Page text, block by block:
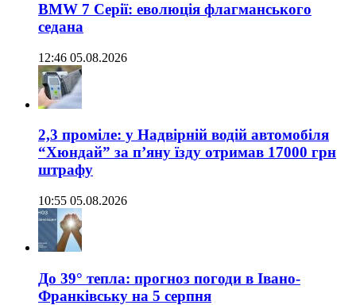
BMW 7 Серії: еволюція флагманського
седана
12:46 05.08.2026
2,3 проміле: у Надвірній водій автомобіля
“Хюндай” за п’яну їзду отримав 17000 грн
штрафу
10:55 05.08.2026
До 39° тепла: прогноз погоди в Івано-
Франківську на 5 серпня